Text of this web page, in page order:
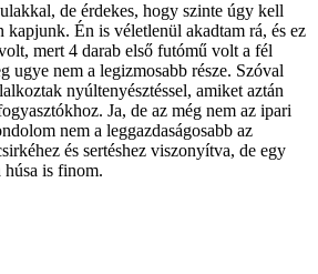
de érdekes, hogy szinte úgy kell
kapjunk. Én is véletlenül akadtam rá, és ez
mert 4 darab első futómű volt a fél
ugye nem a legizmosabb része. Szóval
nyúltenyésztéssel, amiket aztán
Ja, de az még nem az ipari
nem a leggazdaságosabb az
és sertéshez viszonyítva, de egy
húsa is finom.